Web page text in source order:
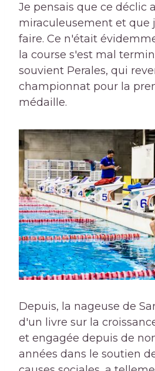
Je pensais que ce déclic
miraculeusement et que
faire. Ce n'était
la course s'est mal
souvient Perales, qui
championnat pour la
médaille.
Depuis, la nageuse de
d'un livre sur la
et engagée depuis de
années dans le soutien